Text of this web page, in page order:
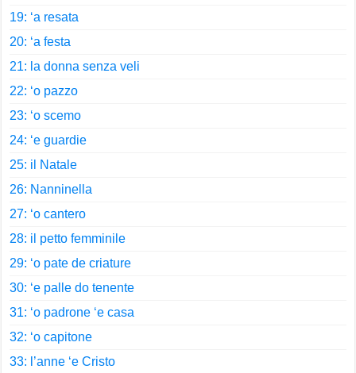
19: ‘a resata
20: ‘a festa
21: la donna senza veli
22: ‘o pazzo
23: ‘o scemo
24: ‘e guardie
25: il Natale
26: Nanninella
27: ‘o cantero
28: il petto femminile
29: ‘o pate de criature
30: ‘e palle do tenente
31: ‘o padrone ‘e casa
32: ‘o capitone
33: l’anne ‘e Cristo